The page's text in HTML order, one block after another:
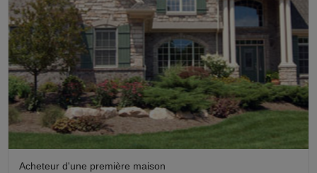
Acheteur d'une première maison